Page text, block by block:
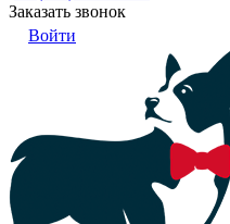
Заказать звонок
Войти